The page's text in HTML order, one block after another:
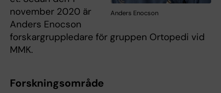
Anders Enocson
november 2020 är
Anders Enocson
forskargruppledare för gruppen Ortopedi vid
MMK.
Forskningsområde